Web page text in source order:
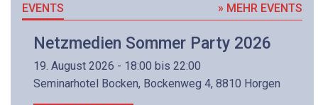
EVENTS » MEHR EVENTS
Netzmedien Sommer Party 2026
19. August 2026 - 18:00 bis 22:00
Seminarhotel Bocken, Bockenweg 4, 8810 Horgen